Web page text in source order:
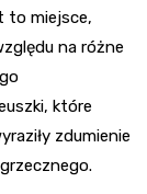
to miejsce,
na różne
które
zdumienie